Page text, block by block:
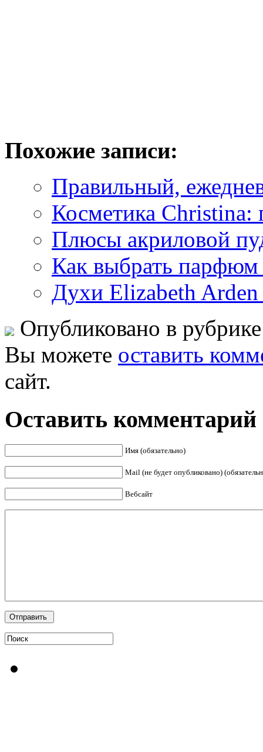
Похожие записи:
Правильный,
Косметика Christina:
Плюсы акриловой
Как выбрать парфюм
Духи Elizabeth
Опубликовано в
Вы можете оставить
сайт.
Оставить комментарий
Имя (обязательно)
Mail (не будет опубликовано)
Вебсайт